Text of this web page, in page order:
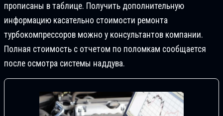
прописаны в таблице. Получить дополнительную
информацию касательно стоимости ремонта
турбокомпрессоров можно у консультантов компании.
Полная стоимость с отчетом по поломкам сообщается
после осмотра системы наддува.